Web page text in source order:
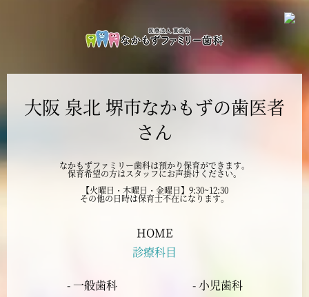
2024年11月
2024年9月
2024年8月
2024年7月
2024年5月
大阪 泉北 堺市なかもずの歯医者
さん
なかもずファミリー歯科は預かり保育ができます。
保育希望の方はスタッフにお声掛けください。
【火曜日・木曜日・金曜日】9:30~12:30
その他の日時は保育士不在になります。
HOME
診療科目
- 一般歯科
- 小児歯科